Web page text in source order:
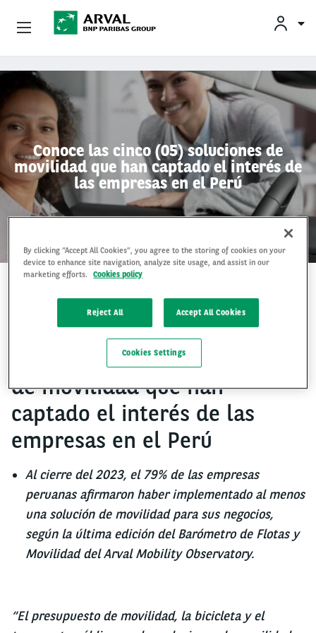
Pasar al contenido principal
Conoce las cinco (05) soluciones de
movilidad que han captado el interés de
las empresas en el Perú
Conoce las cinco soluciones
de movilidad que han
captado el interés de las
empresas en el Perú
Al cierre del 2023, el 79% de las empresas
peruanas afirmaron haber implementado al menos
una solución de movilidad para sus negocios,
según la última edición del Barómetro de Flotas y
Movilidad del Arval Mobility Observatory.
“El presupuesto de movilidad, la bicicleta y el
Empresas
Socios Estratégicos
Sobre Arval
Servicios Al Conductor
Vehículos Usados
By clicking “Accept All Cookies”, you agree to the storing of cookies on your
device to enhance site navigation, analyze site usage, and assist in our
marketing efforts.
Cookies policy
Reject All Accept All Cookies
Cookies Settings